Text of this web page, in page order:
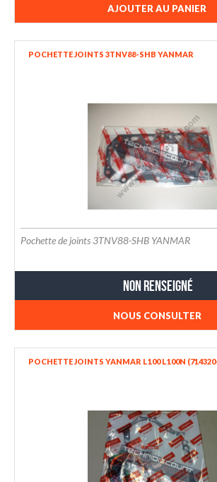
AJOUTER AU PANIER
POCHETTE JOINTS 3TNV88-SHB YANMAR
Pochette de joints 3TNV88-SHB YANMAR
Non renseigné
NOUS CONSULTER
POCHETTE JOINTS YANMAR L100 L100N